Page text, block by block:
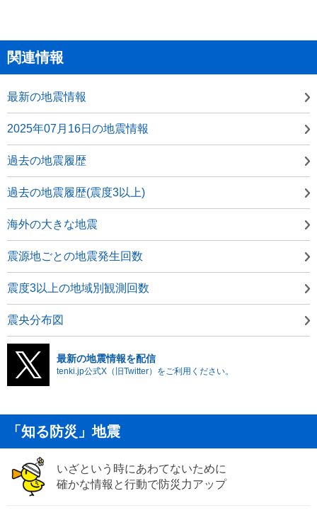
関連情報
最新の地震情報
2025年07月16日の地震情報
過去の地震履歴
過去の地震履歴(震度3以上)
海外の大きな地震
震源地ごとの地震発生回数
震度3以上の地域別観測回数
震央分布図
最新の地震情報を配信
tenki.jp公式X（旧Twitter）をご利用ください。
「知る防災」地震
いざという時にあわてないために
確かな情報と行動で防災力アップ